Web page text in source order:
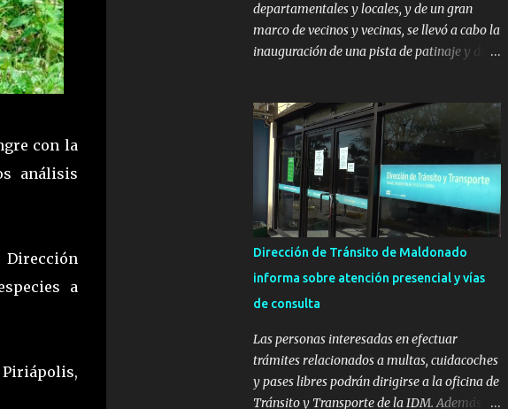
con la
análisis
a
departamentales y locales, y de un gran
marco de vecinos y vecinas, se llevó a cabo la
inauguración de una pista de patinaje y de
con el apoyo del Fondo + Local que es
impulsado por el Programa Uruguay
Integra, de la Dirección de Descentralización
e Inversión Pública de OPP, así como aportes
del Gobierno de Canelones y del Ministerio
de Transporte y Obras Públicas. La nueva
infraestructura deportiva consiste en una
hormigón sobre sus laterales. Su destino
será polifuncional, permitiendo la práctica
de eventos culturales. Próximo a la pista, se
instalaron juegos infantiles y equipamiento
urbano (bancos de hormigón y sets de
Dirección de Tránsito de Maldonado
informa sobre atención presencial y vías
de consulta
Las personas interesadas en efectuar
trámites relacionados a multas, cuidacoches
y pases libres podrán dirigirse a la oficina de
Tránsito y Transporte de la IDM. Además, la